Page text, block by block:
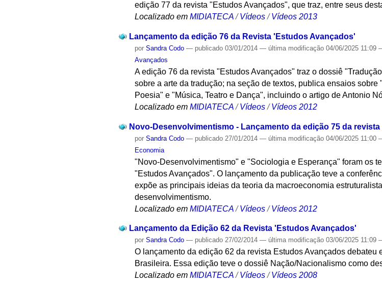
edição 77 da revista "Estudos Avançados", que traz, entre seus
Localizado em MIDIATECA /Vídeos /Vídeos 2013
Lançamento da edição 76 da Revista 'Estudos Avançados'
porSandra Codo — publicado 03/01/2014— última modificação 04/06/2025 11:09
Avançados
A edição 76 da revista "Estudos Avançados" traz o dossiê
sobre a arte da tradução; na seção de textos, publica ensaios
Poesia" e "Música, Teatro e Dança", incluindo o artigo de Antonio
Localizado em MIDIATECA /Vídeos /Vídeos 2012
Novo-Desenvolvimentismo - Lançamento da edição 75 da
porSandra Codo — publicado 27/01/2014— última modificação 04/06/2025 11:00
Economia
"Novo-Desenvolvimentismo" e "Sociologia e Esperança" foram os
"Estudos Avançados". O lançamento da publicação teve a
expõe as principais ideias da teoria da macroeconomia
desenvolvimentismo.
Localizado em MIDIATECA /Vídeos /Vídeos 2012
Lançamento da Edição 62 da Revista 'Estudos Avançados'
porSandra Codo — publicado 27/02/2014— última modificação 03/06/2025 11:09
O lançamento da edição 62 da revista Estudos Avançados debateu
Brasileira. Essa edição teve o dossiê Nação/Nacionalismo como
Localizado em MIDIATECA /Vídeos /Vídeos 2008